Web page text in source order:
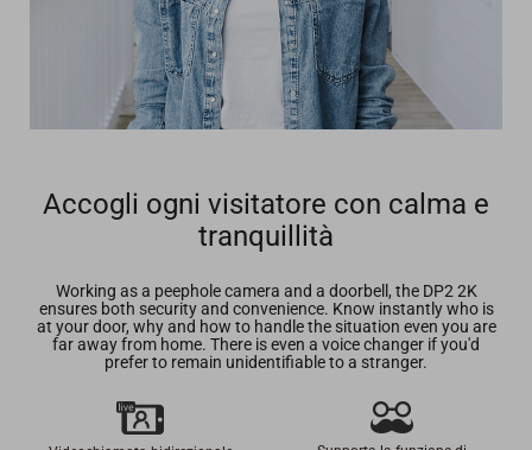
Accogli ogni visitatore con calma e
tranquillità
Working as a peephole camera and a doorbell, the DP2 2K
ensures both security and convenience. Know instantly who is
at your door, why and how to handle the situation even you are
far away from home. There is even a voice changer if you'd
prefer to remain unidentifiable to a stranger.